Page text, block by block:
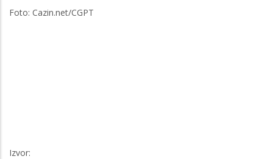
Foto: Cazin.net/CGPT
Izvor: